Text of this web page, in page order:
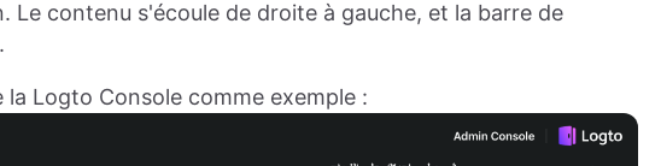
Le contenu s'écoule de droite à gauche, et la barre de
Logto Console comme exemple :